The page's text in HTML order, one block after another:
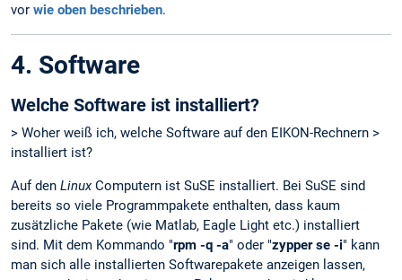
vor wie oben beschrieben.
4. Software
Welche Software ist installiert?
> Woher weiß ich, welche Software auf den EIKON-Rechnern >
installiert ist?
Auf den LinuxComputern ist SuSE installiert. Bei SuSE sind
bereits so viele Programmpakete enthalten, dass kaum
zusätzliche Pakete (wie Matlab, Eagle Light etc.) installiert
sind. Mit dem Kommando "rpm -q -a" oder "zypper se -i" kann
man sich alle installierten Softwarepakete anzeigen lassen,